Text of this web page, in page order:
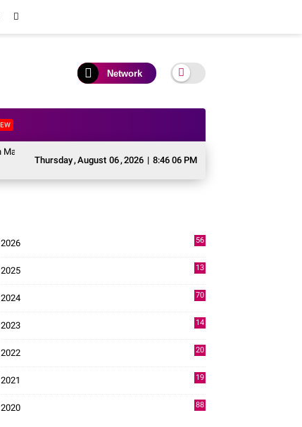
Network
Thursday,August 06,2026 | 8:46 07 PM
Krido Pramono Jadi Ikon Singing Competition HUT ke 81 RI
2026
56
2025
13
2024
70
2023
14
2022
20
2021
19
2020
88